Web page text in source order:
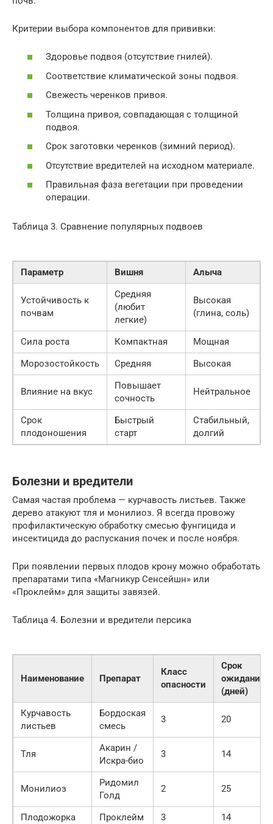
Критерии выбора компонентов для прививки:
Здоровье подвоя (отсутствие гнилей).
Соответствие климатической зоны подвоя.
Свежесть черенков привоя.
Толщина привоя, совпадающая с толщиной
подвоя.
Срок заготовки черенков (зимний период).
Отсутствие вредителей на исходном материале.
Правильная фаза вегетации при проведении
операции.
Таблица 3. Сравнение популярных подвоев
Параметр Вишня Алыча
Устойчивость к
почвам
Средняя
(любит
легкие)
Высокая
(глина, соль)
Сила роста Компактная
Мощная
Морозостойкость
Средняя Высокая
Влияние на вкус
Повышает
сочность
Нейтральное
Срок
плодоношения
Быстрый
старт
Стабильный,
долгий
Болезни и вредители
Самая частая проблема — курчавость листьев. Также
дерево атакуют тля и монилиоз. Я всегда провожу
профилактическую обработку смесью фунгицида и
инсектицида до распускания почек и после ноября.
При появлении первых плодов крону можно обработать
препаратами типа «Магникур Сенсейшн» или
«Проклейм» для защиты завязей.
Таблица 4. Болезни и вредители персика
Наименование Препарат
Класс
опасности
Срок
ожидания
(дней)
Курчавость
листьев
Бордоская
смесь
3 20
Тля
Акарин /
Искра-био
3 14
Монилиоз
Ридомил
Голд
2 25
Плодожорка Проклейм 3
14